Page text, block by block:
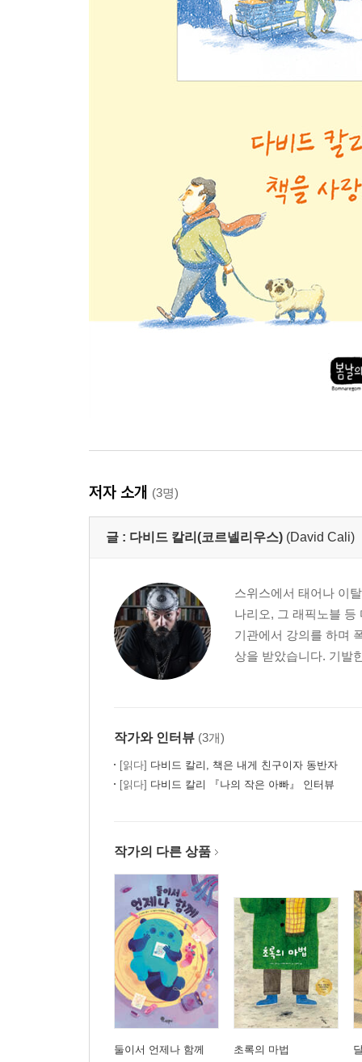
저자 소개 (3명)
글 : 다비드 칼리(코르넬리우스) (David Cali)
스위스에서 태어나 이
나리오, 그 래픽노블
기관에서 강의를 하며
상을 받았습니다. 기발
작가와 인터뷰 (3개)
[읽다] 다비드 칼리, 책은 내게 친구이자 동반자
[읽다] 다비드 칼리 『나의 작은 아빠』 인터뷰
작가의 다른 상품
둘이서 언제나 함께 초록의 마법